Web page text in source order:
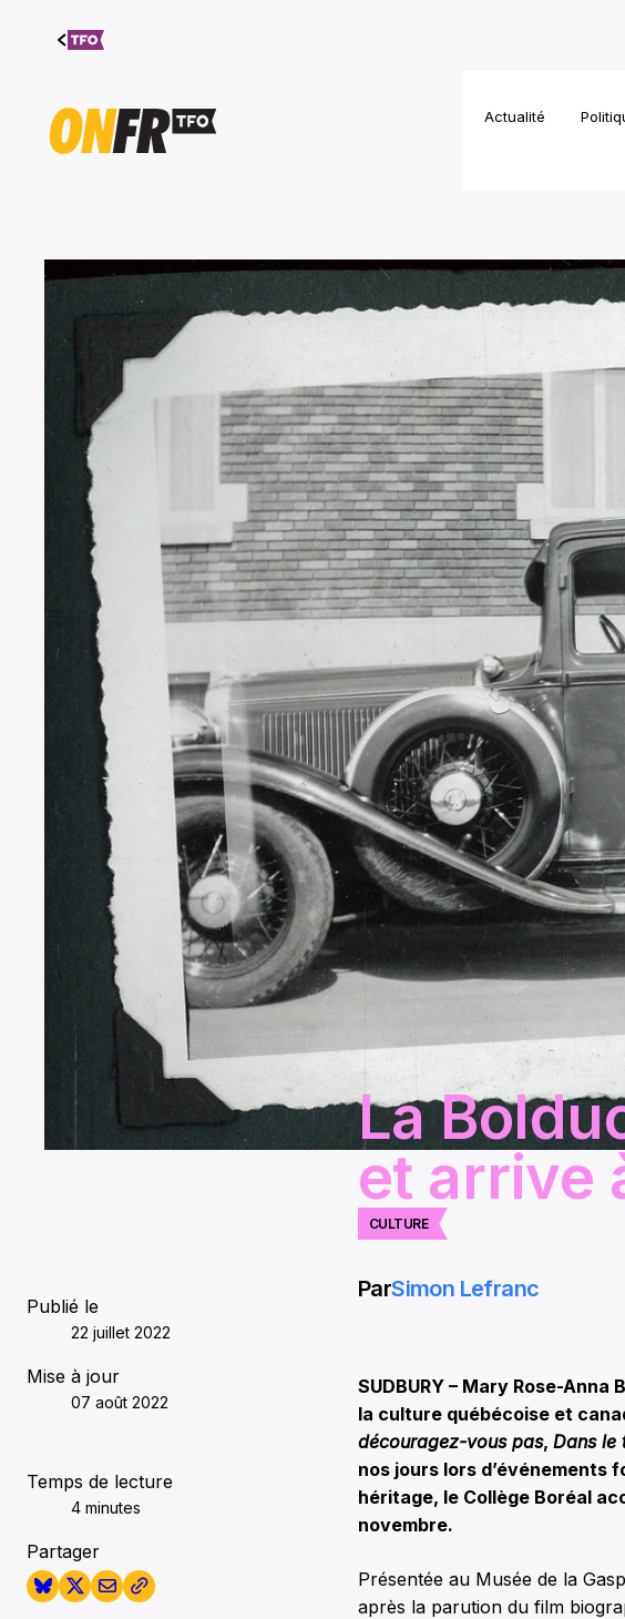
Aller au
contenu
Actualité
CULTURE
La
et arrive
Publié le
22 juillet 2022
Mise à jour
07 août 2022
Temps de lecture
4 minutes
Partager
ParSimon Lefranc
SUDBURY – Mary Rose-
la culture québécoise et
découragez-vous pas, Dans le
nos jours lors d’événements
héritage, le Collège Boréal
novembre.
Présentée au Musée de la
après la parution du film